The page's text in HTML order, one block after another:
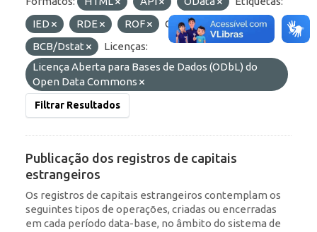
IED
RDE ROF
Organizações:
BCB/Dstat
Licenças:
Licença Aberta para Bases de Dados (ODbL) do
Open Data Commons
Filtrar Resultados
Publicação dos registros de capitais
estrangeiros
Os registros de capitais estrangeiros contemplam os
seguintes tipos de operações, criadas ou encerradas
em cada período data-base, no âmbito do sistema de